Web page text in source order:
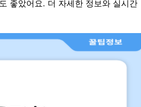
좋았어요. 더 자세한 정보와 실시간